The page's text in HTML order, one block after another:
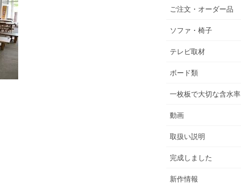
ご注文・オーダー品
ソファ・椅子
テレビ取材
ボード類
一枚板で大切な含水率
動画
取扱い説明
完成しました
新作情報